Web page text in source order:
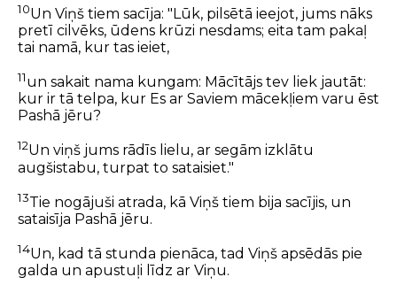
10Un Viņš tiem sacīja: "Lūk, pilsētā ieejot, jums nāks
pretī cilvēks, ūdens krūzi nesdams; eita tam pakaļ
tai namā, kur tas ieiet,
11un sakait nama kungam: Mācītājs tev liek jautāt:
kur ir tā telpa, kur Es ar Saviem mācekļiem varu ēst
Pashā jēru?
12Un viņš jums rādīs lielu, ar segām izklātu
augšistabu, turpat to sataisiet."
13Tie nogājuši atrada, kā Viņš tiem bija sacījis, un
sataisīja Pashā jēru.
14Un, kad tā stunda pienāca, tad Viņš apsēdās pie
galda un apustuļi līdz ar Viņu.